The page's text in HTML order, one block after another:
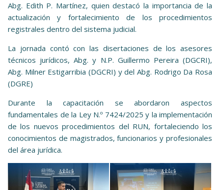
Abg. Edith P. Martínez, quien destacó la importancia de la
actualización y fortalecimiento de los procedimientos
registrales dentro del sistema judicial.
La jornada contó con las disertaciones de los asesores
técnicos jurídicos, Abg. y N.P. Guillermo Pereira (DGCRI),
Abg. Milner Estigarribia (DGCRI) y del Abg. Rodrigo Da Rosa
(DGRE)
Durante la capacitación se abordaron aspectos
fundamentales de la Ley N.º 7424/2025 y la implementación
de los nuevos procedimientos del RUN, fortaleciendo los
conocimientos de magistrados, funcionarios y profesionales
del área jurídica.